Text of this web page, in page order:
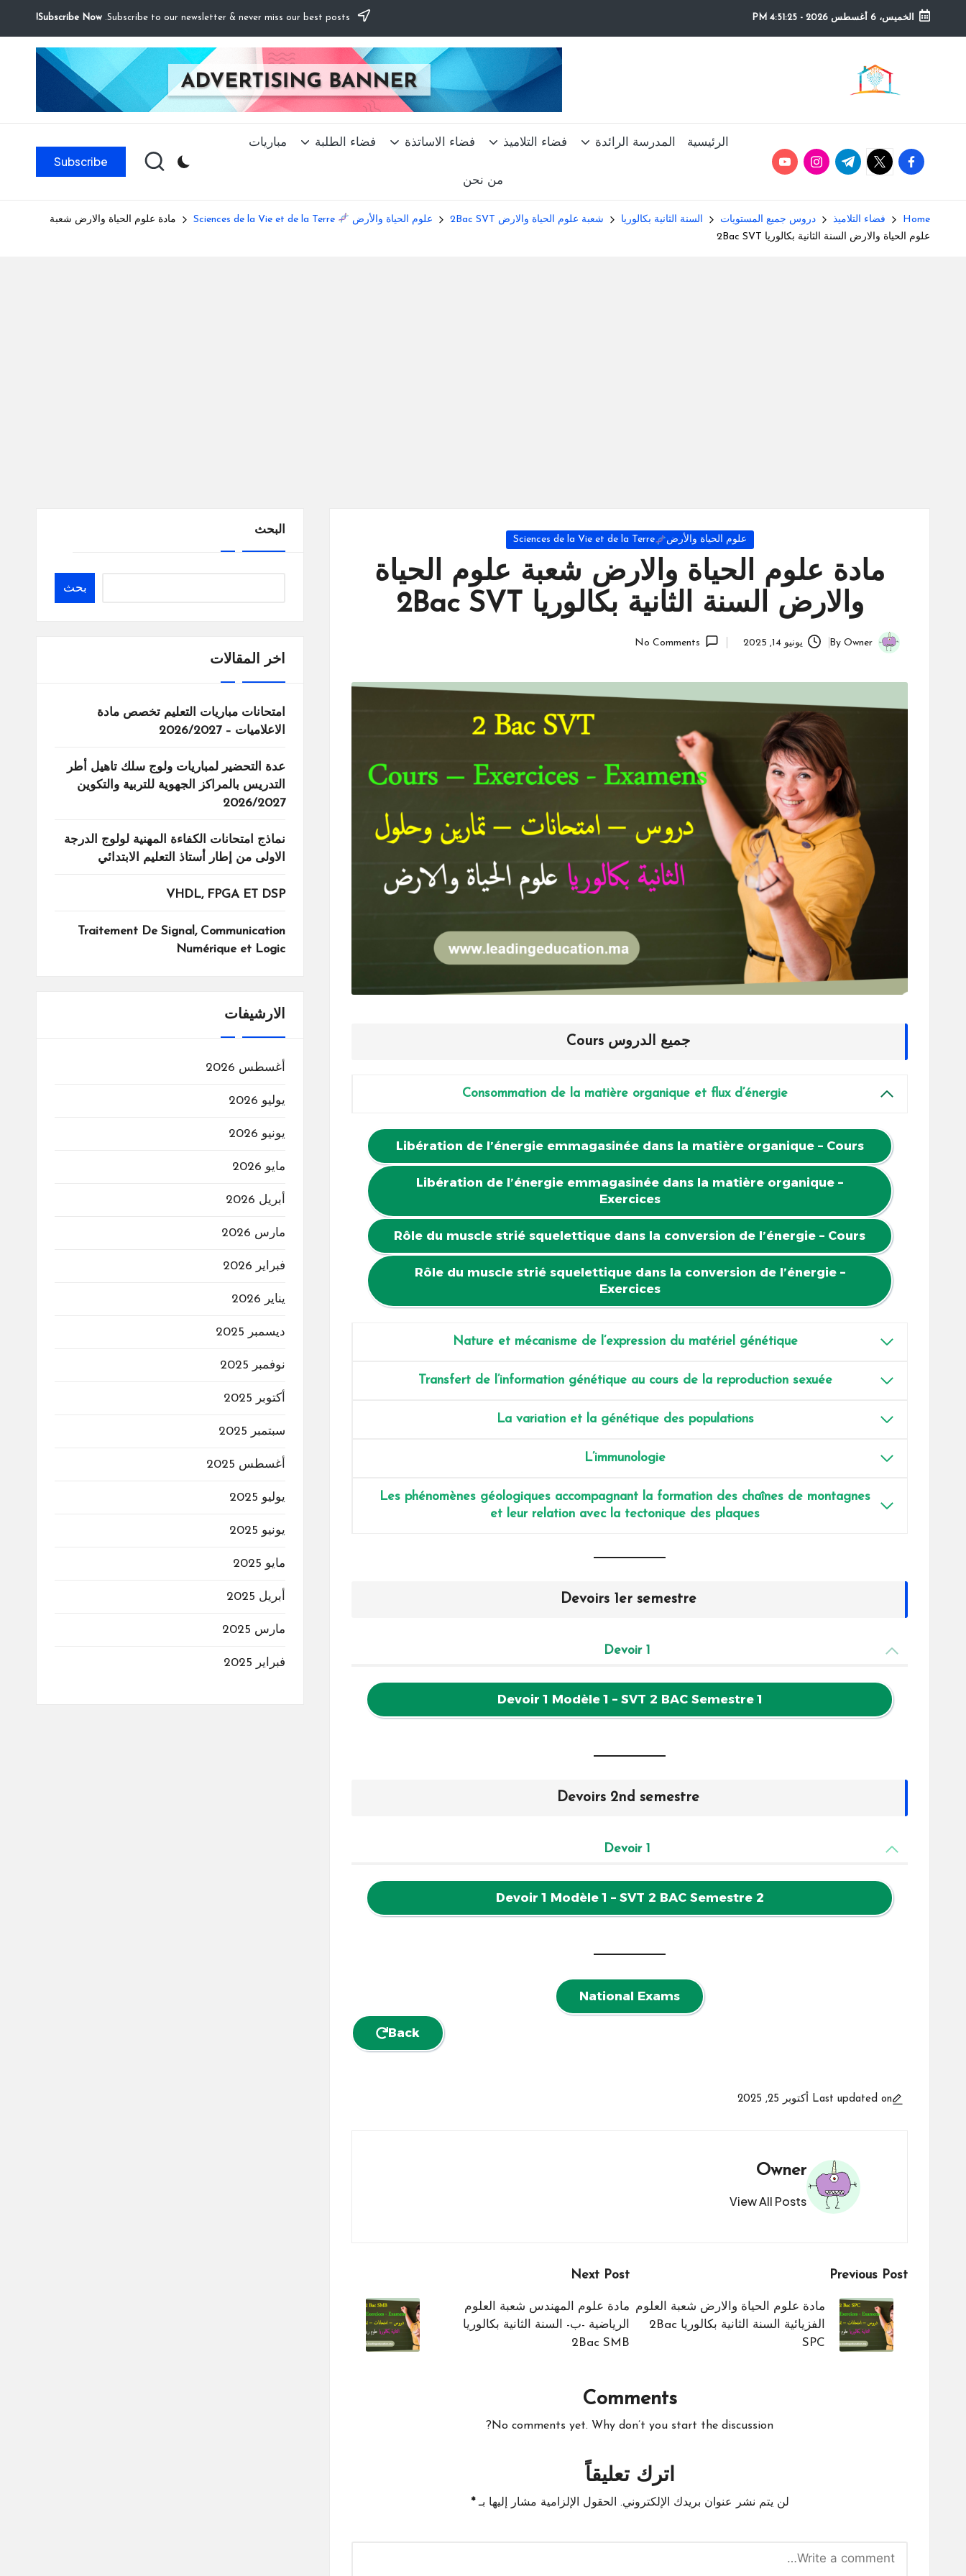
Skip
الخميس، 6 أغسطس 2026 -
4:51:26 PM
Subscribe Now!
م
ع
م
التعليم
الصريح
facebook.com
twitter.com
t.me
instagram.com
youtube.com
الرئيسية المدرسة الرائدة فضاء التلاميذ فضاء الاساتذة فضاء الطلبة مباريات
من نحن
Subscribe
Home فضاء التلاميذ دروس جميع المستويات السنة الثانية بكالوريا شعبة علوم الحياة والارض 2Bac SVT علوم الحياة والأرض
مادة علوم الحياة والارض شعبة
علوم الحياة والارض السنة الثانية بكالوريا 2Bac SVT
Posted
in
علوم الحياة والأرض Sciences de la Vie et de la Terre
مادة علوم الحياة والارض شعبة علوم الحياة
والارض السنة الثانية بكالوريا 2Bac SVT
Posted
By Owner يونيو 14, 2025 No Comments
جميع الدروس Cours
Consommation de la matière organique et flux d’énergie
Libération de l’énergie emmagasinée dans la matière organique– Cours
Libération de l’énergie emmagasinée dans la matière organique –
Exercices
Rôle du muscle strié squelettique dans la conversion de l’énergie – Cours
Rôle du muscle strié squelettique dans la conversion de l’énergie–
Exercices
Nature et mécanisme de l’expression du matériel génétique
Transfert de l’information génétique au cours de la reproduction sexuée
La variation et la génétique des populations
L’immunologie
Les phénomènes géologiques accompagnant la formation des chaînes de montagnes
et leur relation avec la tectonique des plaques
Devoirs 1er semestre
Devoir 1
Devoir 1 Modèle 1 – SVT 2 BAC Semestre 1
Devoirs 2nd semestre
Devoir 1
Devoir 1 Modèle 1 – SVT 2 BAC Semestre 2
National Exams
Back
Last updated on أكتوبر 25, 2025
Owner
View All Posts
Post
navigation
Previous Post
مادة علوم الحياة والارض شعبة العلوم
الفزيائية السنة الثانية بكالوريا 2Bac
SPC
Next Post
مادة علوم المهندس شعبة العلوم
الرياضية -ب- السنة الثانية بكالوريا
2Bac SMB
Comments
No comments yet. Why don’t you start the discussion?
اترك تعليقاً
لن يتم نشر عنوان بريدك الإلكتروني. الحقول الإلزامية مشار إليها بـ*
البحث
بحث
اخر المقالات
امتحانات مباريات التعليم تخصص مادة
الاعلاميات – 2026/2027
عدة التحضير لمباريات ولوج سلك تاهيل أطر
التدريس بالمراكز الجهوية للتربية والتكوين
2026/2027
نماذج امتحانات الكفاءة المهنية لولوج الدرجة
الاولى من إطار أستاذ التعليم الابتدائي
VHDL, FPGA ET DSP
Traitement De Signal, Communication
Numérique et Logic
الارشيفات
أغسطس 2026
يوليو 2026
يونيو 2026
مايو 2026
أبريل 2026
مارس 2026
فبراير 2026
يناير 2026
ديسمبر 2025
نوفمبر 2025
أكتوبر 2025
سبتمبر 2025
أغسطس 2025
يوليو 2025
يونيو 2025
مايو 2025
أبريل 2025
مارس 2025
فبراير 2025